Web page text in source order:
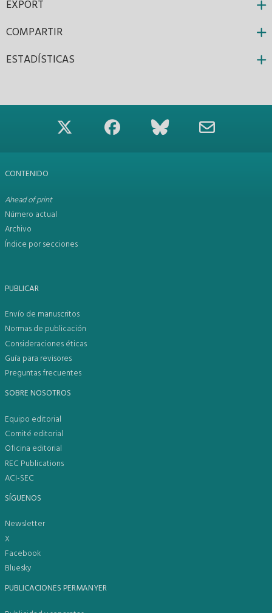
EXPORT
COMPARTIR
ESTADÍSTICAS
CONTENIDO
Ahead of print
Número actual
Archivo
Índice por secciones
PUBLICAR
Envío de manuscritos
Normas de publicación
Consideraciones éticas
Guía para revisores
Preguntas frecuentes
SOBRE NOSOTROS
Equipo editorial
Comité editorial
Oficina editorial
REC Publications
ACI-SEC
SÍGUENOS
Newsletter
X
Facebook
Bluesky
PUBLICACIONES PERMANYER